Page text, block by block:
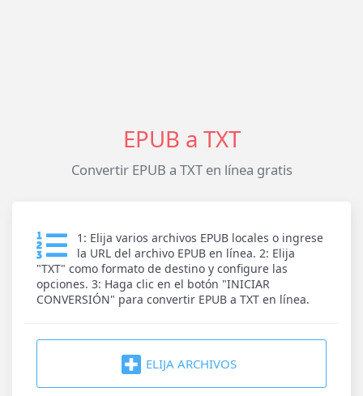
EPUB a TXT
Convertir EPUB a TXT en línea gratis
1: Elija varios archivos EPUB locales o ingrese
la URL del archivo EPUB en línea. 2: Elija
"TXT" como formato de destino y configure las
opciones. 3: Haga clic en el botón "INICIAR
CONVERSIÓN" para convertir EPUB a TXT en línea.
ELIJA ARCHIVOS